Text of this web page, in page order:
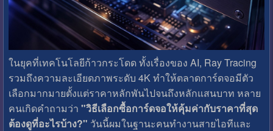
ในยุคที่เทคโนโลยีก้าวกระโดด ทั้งเรื่องของ AI, Ray Tracing
รวมถึงความละเอียดภาพระดับ 4K ทำให้ตลาดการ์ดจอมีตัว
เลือกมากมายตั้งแต่ราคาหลักพันไปจนถึงหลักแสนบาท หลาย
คนเกิดคำถามว่า "วิธีเลือกซื้อการ์ดจอให้คุ้มค่ากับราคาที่สุด
ต้องดูที่อะไรบ้าง?" วันนี้ผมในฐานะคนทำงานสายไอทีและ